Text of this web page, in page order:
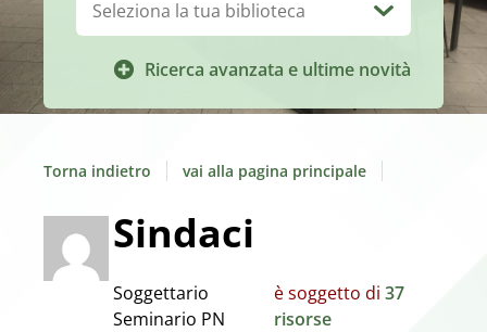
Ricerca avanzata e ultime novità
Torna indietro vai alla pagina principale
Sindaci
Soggettario
Seminario PN
è soggetto di 37
risorse